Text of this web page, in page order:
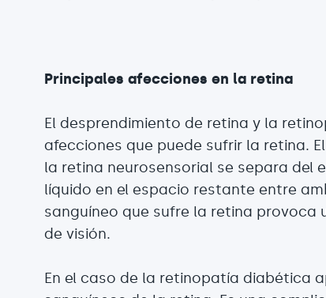
Principales afecciones en la retina
El desprendimiento de retina y la
afecciones que puede sufrir la retina.
la retina neurosensorial se separa del
líquido en el espacio restante entre
sanguíneo que sufre la retina provoca
de visión.
En el caso de la retinopatía diabética